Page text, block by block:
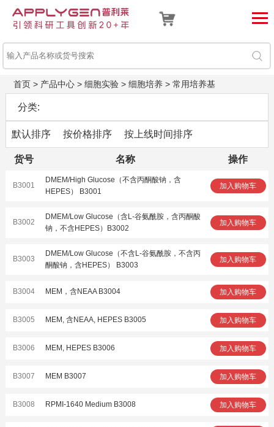
首页> 产品中心> 细胞实验> 细胞培养> 常用培养基
分类:
默认排序 按价格排序 按上线时间排序
货号 名称 操作
B3001
DMEM/High Glucose（不含丙酮酸钠，含
HEPES） B3001
加入购物车
B3002
DMEM/Low Glucose（含L-谷氨酰胺，含丙酮酸
钠，不含HEPES）B3002
加入购物车
B3003
DMEM/Low Glucose（不含L-谷氨酰胺，不含丙
酮酸钠，含HEPES） B3003
加入购物车
B3004 MEM，含NEAA B3004 加入购物车
B3005 MEM, 含NEAA, HEPES B3005 加入购物车
B3006 MEM, HEPES B3006 加入购物车
B3007 MEM B3007 加入购物车
B3008 RPMI-1640 Medium B3008 加入购物车